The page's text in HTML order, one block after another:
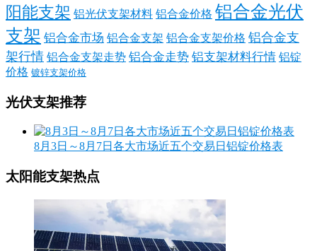
阳能支架 铝光伏支架材料 铝合金价格 铝合金光伏
支架 铝合金市场 铝合金支架 铝合金支架价格 铝合金支
架行情 铝合金支架走势 铝合金走势 铝支架材料行情 铝锭
价格 镀锌支架价格
光伏支架推荐
8月3日～8月7日各大市场近五个交易日铝锭价格表
太阳能支架热点